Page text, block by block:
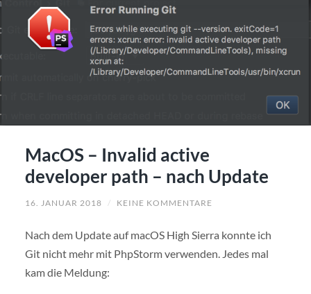
MacOS – Invalid active
developer path – nach Update
16. JANUAR 2018 / KEINE KOMMENTARE
Nach dem Update auf macOS High Sierra konnte ich
Git nicht mehr mit PhpStorm verwenden. Jedes mal
kam die Meldung: